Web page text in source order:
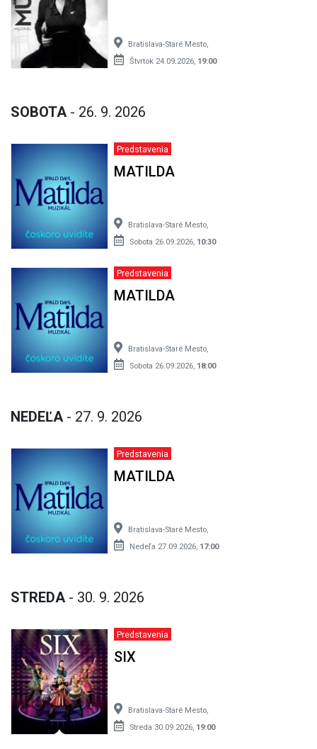
Bratislava-Staré Mesto,
Štvrtok 24.09.2026, 19:00
SOBOTA - 26. 9. 2026
Predstavenia
MATILDA
Bratislava-Staré Mesto,
Sobota 26.09.2026, 10:30
Predstavenia
MATILDA
Bratislava-Staré Mesto,
Sobota 26.09.2026, 18:00
NEDEĽA - 27. 9. 2026
Predstavenia
MATILDA
Bratislava-Staré Mesto,
Nedeľa 27.09.2026, 17:00
STREDA - 30. 9. 2026
Predstavenia
SIX
Bratislava-Staré Mesto,
Streda 30.09.2026, 19:00